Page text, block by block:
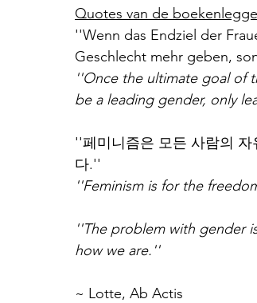
Quotes van de
''Wenn das Endziel der
Geschlecht mehr geben,
''Once the ultimate goal of
be a leading gender, only
''페미니즘은 모든 사람의
다.''
''Feminism is for the
''The problem with gender
how we are.''
~ Lotte, Ab Actis